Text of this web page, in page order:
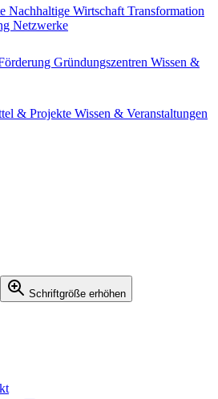
Nachhaltige Wirtschaft Transformation
Netzwerke
Gründungszentren Wissen &
& Projekte Wissen & Veranstaltungen
Schriftgröße erhöhen